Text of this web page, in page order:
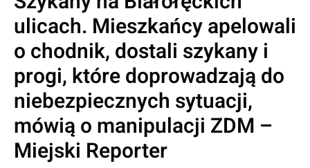
ulicach. Mieszkańcy apelowali
o chodnik, dostali szykany i
progi, które doprowadzają do
niebezpiecznych sytuacji,
mówią o manipulacji ZDM –
Miejski Reporter